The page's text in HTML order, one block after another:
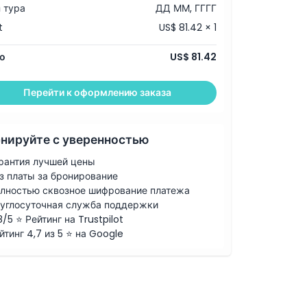
тура
ДД ММ, ГГГГ
US$ 81.42 × 1
US$ 81.42
Перейти к оформлению заказа
с уверенностью
лучшей цены
платы за бронирование
сквозное шифрование платежа
служба поддержки
5 ⭐ Рейтинг на Trustpilot
4,7 из 5 ⭐ на Google